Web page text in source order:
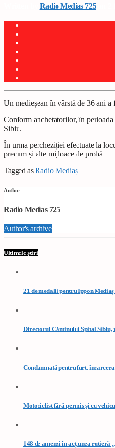
Radio Medias 725on 2
Un medieșean în vârstă de 36 ani
Conform anchetatorilor, în
Sibiu.
În urma percheziției efectuate la
precum și alte mijloace de probă.
Tagged asRadio Mediaș
Author
Radio Medias 725
Author's archive
Ultimele știri
21 de medalii pentru Ippon
Directorul Căminului Spital Sibiu,
Condamnată pentru furt,
Motociclist fără permis și cu
148 de amenzi în acțiunea rutieră